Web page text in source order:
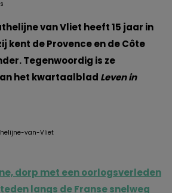
van Vliet heeft 15 jaar in
kent de Provence en de Côte
Tegenwoordig is ze
het kwartaalblad Leven in
dorp met een oorlogsverleden
langs de Franse snelweg